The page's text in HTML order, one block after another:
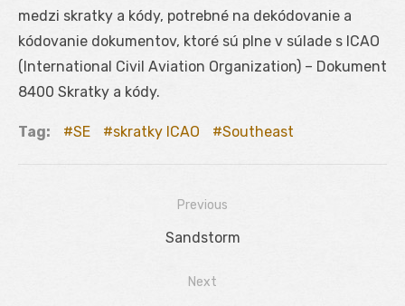
medzi skratky a kódy, potrebné na dekódovanie a
kódovanie dokumentov, ktoré sú plne v súlade s ICAO
(International Civil Aviation Organization) – Dokument
8400 Skratky a kódy.
Tag: SE skratky ICAO Southeast
Previous
Previous
Sandstorm
Next